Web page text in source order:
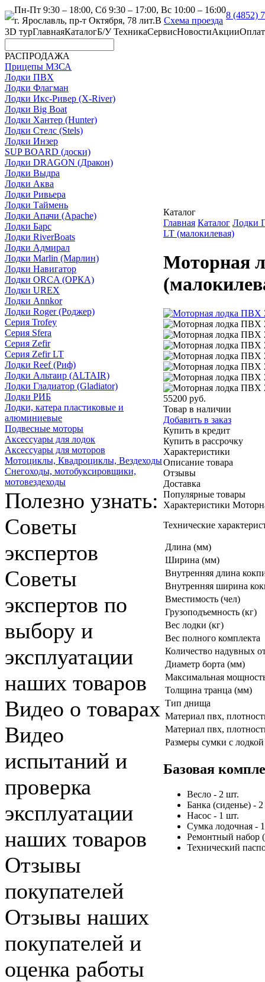
Пн-Пт 9:30 – 18:00, Сб 9:30 – 17:00, Вс 10:00 – 16:00
г. Ярославль, пр-т Октября, 78 лит.В Схема проезда
8 (4852)
3D турГлавнаяКаталогБ/У ТехникаСервисНовостиАкции
РАСПРОДАЖА
Прицепы МЗСА
Лодки ПВХ
Лодки Флагман
Лодки Икс-Ривер (X-River)
Лодки Big Boat
Лодки Хантер (Hunter)
Лодки Стелс (Stels)
Лодки Инзер
SUP BOARD (доски)
Лодки DRAGON (Дракон)
Лодки Выдра
Лодки Аква
Лодки Ривьера
Лодки Таймень
Лодки Апачи (Apache)
Лодки Барс
Лодки RiverBoats
Лодки Адмирал
Лодки Marlin (Марлин)
Лодки Навигатор
Лодки ORCA (ОРКА)
Лодки UREX
Лодки Annkor
Лодки Roger (Роджер)
Серия Trofey
Серия Sfera
Серия Zefir
Серия Zefir LT
Лодки Reef (Риф)
Лодки Альтаир (ALTAIR)
Лодки Гладиатор (Gladiator)
Лодки РИБ
Лодки, катера пластиковые и
алюминиевые
Подвесные моторы
Аксессуары для лодок
Аксессуары для моторов
Мотоциклы, Квадроциклы, Вездеходы
Снегоходы, мотобуксировщики,
мотовездеходы
Полезно узнать:
Советы
экспертов
Советы
экспертов по
выбору и
эксплуатации
наших товаров
Видео о товарах
Видео
испытаний и
проверка
эксплуатации
наших товаров
Отзывы
покупателей
Отзывы наших
покупателей и
оценка работы
Каталог
Главная Каталог Лодки
LT (малокилевая)
Моторная
55200 руб.
RUB
Товар в наличии
Добавить в заказ
Купить в кредит
Купить в рассрочку
Характеристики
Описание товара
Отзывы
Доставка
Популярные товары
Характеристики
Технические
Длина (мм)
Ширина (мм)
Внутренняя длина
Внутренняя ширина
Вместимость (чел)
Грузоподъемность (кг)
Вес лодки (кг)
Вес полного комплекта
Количество надувных
Диаметр борта (мм)
Максимальная
Толщина транца (мм)
Тип днища
Материал пвх,
Материал пвх,
Размеры сумки с
Базовая
Весло - 2 шт.
Банка (сиденье) -
Насос - 1 шт.
Сумка лодочная -
Ремонтный набор
Технический